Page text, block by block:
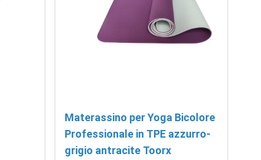
Materassino per Yoga Bicolore
Professionale in TPE azzurro-
grigio antracite Toorx